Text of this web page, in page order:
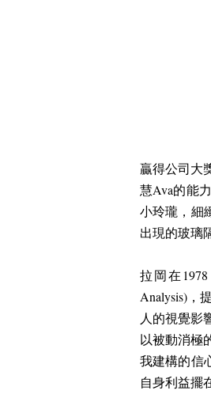
贏得公司大
慧Ava的能
小玲瓏，細
出現的玻璃
拉岡在 1978
Analysis)，
人的視覺影
以被動消極
我建構的信
自身利益擺